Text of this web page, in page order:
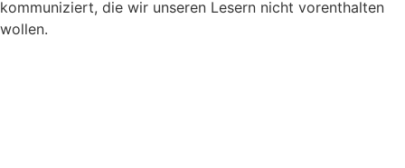
kommuniziert, die wir unseren Lesern nicht vorenthalten
wollen.